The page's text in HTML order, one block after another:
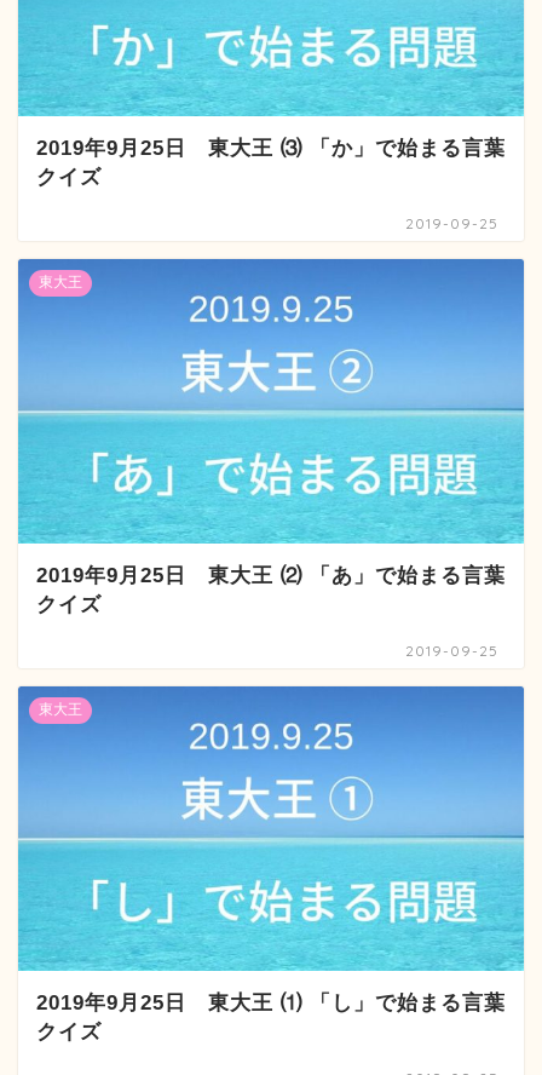
2019年9月25日 東大王 ⑶ 「か」で始まる言葉
クイズ
2019-09-25
東大王
2019年9月25日 東大王 ⑵ 「あ」で始まる言葉
クイズ
2019-09-25
東大王
2019年9月25日 東大王 ⑴ 「し」で始まる言葉
クイズ